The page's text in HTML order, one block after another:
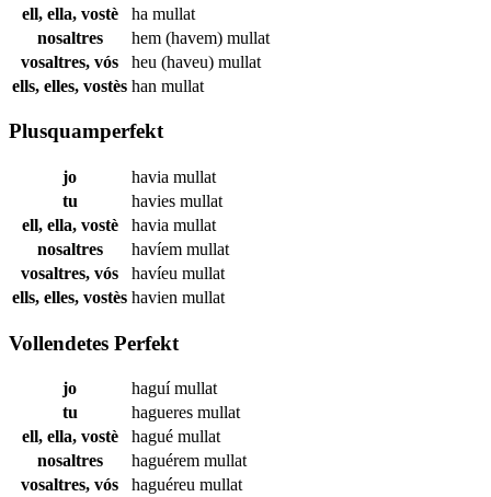
ell, ella, vostè
ha mullat
nosaltres
hem (havem) mullat
vosaltres, vós
heu (haveu) mullat
ells, elles, vostès han mullat
Plusquamperfekt
jo havia mullat
tu
havies mullat
ell, ella, vostè
havia mullat
nosaltres
havíem mullat
vosaltres, vós
havíeu mullat
ells, elles, vostès havien mullat
Vollendetes Perfekt
jo haguímullat
tu
hagueres mullat
ell, ella, vostè
hagué mullat
nosaltres
haguérem mullat
vosaltres, vós
haguéreu mullat